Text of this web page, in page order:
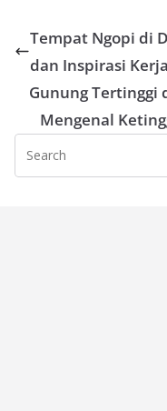
Tempat Ngopi di
dan Inspirasi Kerja
Gunung Tertinggi
Mengenal